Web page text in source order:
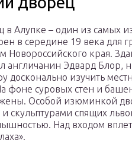
в Алупке – один из самых
в середине 19 века для
Новороссийского края.
англичанин Эдвард Блор,
досконально изучить
фоне суровых стен и
Особой изюминкой
скульптурами спящих
Над входом